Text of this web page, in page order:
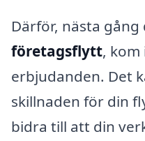
Därför, nästa
företagsflytt,
erbjudanden. Det
skillnaden för din
bidra till att din